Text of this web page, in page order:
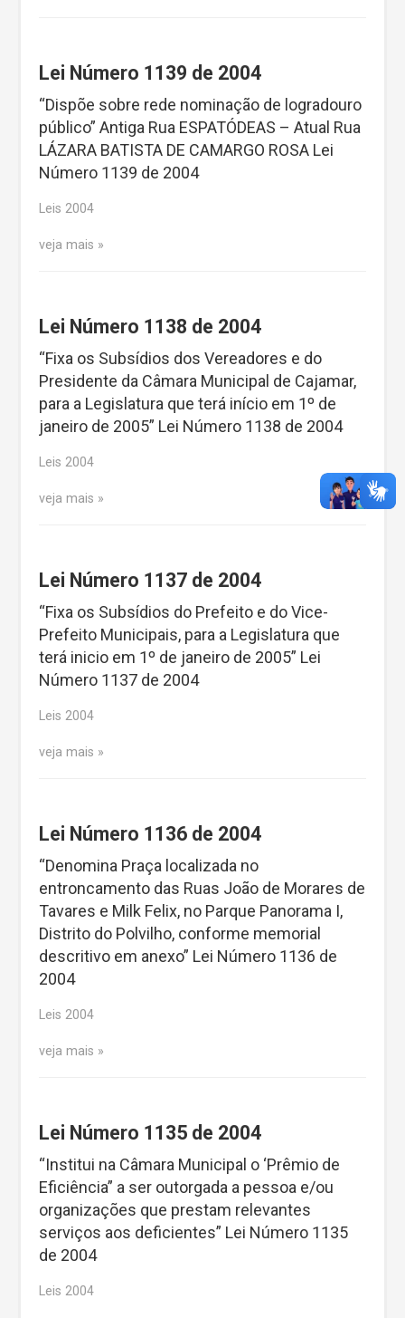
Lei Número 1139 de 2004
“Dispõe sobre rede nominação de logradouro
público” Antiga Rua ESPATÓDEAS – Atual Rua
LÁZARA BATISTA DE CAMARGO ROSA Lei
Número 1139 de 2004
Leis 2004
veja mais
Lei Número 1138 de 2004
“Fixa os Subsídios dos Vereadores e do
Presidente da Câmara Municipal de Cajamar,
para a Legislatura que terá início em 1º de
janeiro de 2005” Lei Número 1138 de 2004
Leis 2004
veja mais
Lei Número 1137 de 2004
“Fixa os Subsídios do Prefeito e do Vice-
Prefeito Municipais, para a Legislatura que
terá inicio em 1º de janeiro de 2005” Lei
Número 1137 de 2004
Leis 2004
veja mais
Lei Número 1136 de 2004
“Denomina Praça localizada no
entroncamento das Ruas João de Morares de
Tavares e Milk Felix, no Parque Panorama I,
Distrito do Polvilho, conforme memorial
descritivo em anexo” Lei Número 1136 de
2004
Leis 2004
veja mais
Lei Número 1135 de 2004
“Institui na Câmara Municipal o ‘Prêmio de
Eficiência” a ser outorgada a pessoa e/ou
organizações que prestam relevantes
serviços aos deficientes” Lei Número 1135
de 2004
Leis 2004